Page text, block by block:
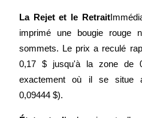
Service d'emprunt adossé à
La Rejet et le Retrait
imprimé une bougie
sommets. Le prix a reculé
0,17 $ jusqu'à la zone de
exactement où il se situe
0,09444 $).